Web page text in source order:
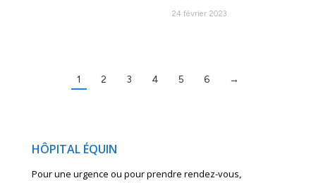
24 février 2023
1 2 3 4 5 6 →
HÔPITAL ÉQUIN
Pour une urgence ou pour prendre rendez-vous,